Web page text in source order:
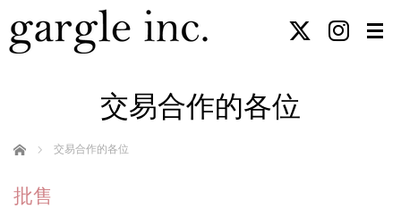
交易合作的各位
Home 交易合作的各位
批售